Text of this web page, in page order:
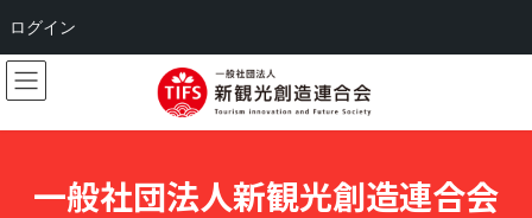
コ
ン
ン
ナ
ビ
ー
ログイン
一般社団法人新観光創造連合会